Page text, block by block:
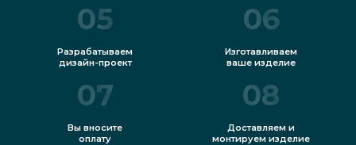
05
Разрабатываем
дизайн-проект
06
Изготавливаем
ваше изделие
07
Вы вносите
оплату
08
Доставляем и
монтируем изделие